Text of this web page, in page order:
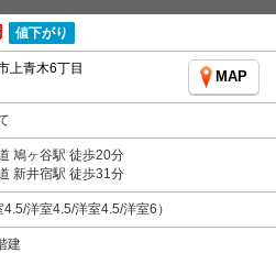
値下がり
上青木6丁目
MAP
鳩ヶ谷駅 徒歩20分
新井宿駅 徒歩31分
洋室4.5/洋室4.5/洋室6）
建